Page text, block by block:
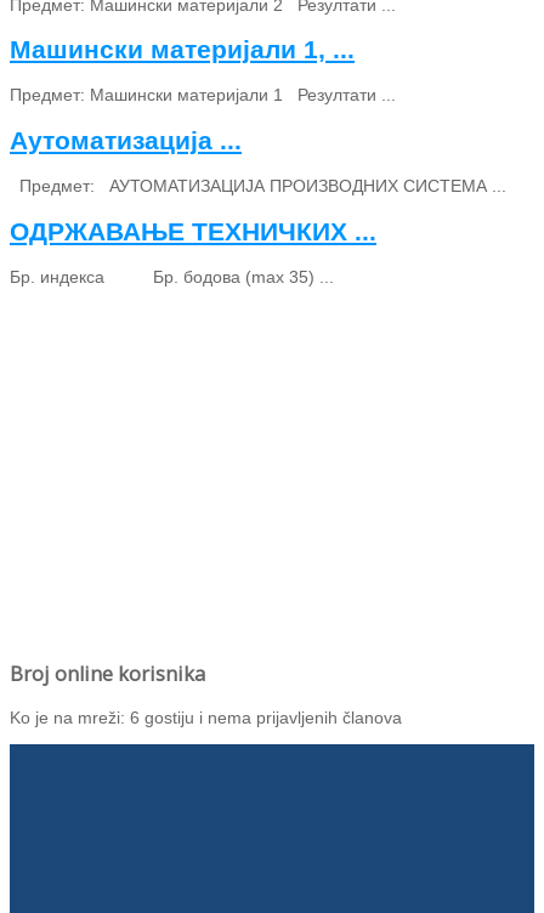
Предмет: Машински материјали 2 Резултати ...
Машински материјали 1, ...
Предмет: Машински материјали 1 Резултати ...
Аутоматизација ...
Предмет: АУТОМАТИЗАЦИЈА ПРОИЗВОДНИХ СИСТЕМА ...
ОДРЖАВАЊЕ ТЕХНИЧКИХ ...
Бр. индекса Бр. бодова (max 35) ...
Broj online korisnika
Ko je na mreži: 6 gostiju i nema prijavljenih članova